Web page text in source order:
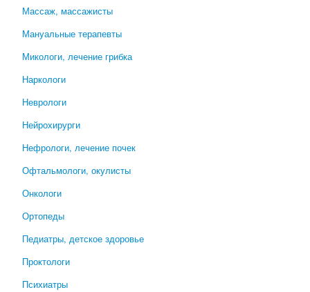
Массаж, массажисты
Мануальные терапевты
Микологи, лечение грибка
Наркологи
Неврологи
Нейрохирурги
Нефрологи, лечение почек
Офтальмологи, окулисты
Онкологи
Ортопеды
Педиатры, детское здоровье
Проктологи
Психиатры